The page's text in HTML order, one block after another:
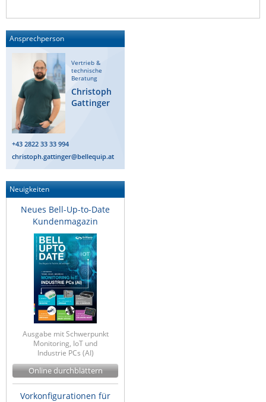
Ansprechperson
Vertrieb &
technische
Beratung
Christoph
Gattinger
+43 2822 33 33 994
christoph.gattinger@bellequip.at
Neuigkeiten
Neues Bell-Up-to-Date
Kundenmagazin
Ausgabe mit Schwerpunkt
Monitoring, IoT und
Industrie PCs (AI)
Online durchblättern
Vorkonfigurationen für